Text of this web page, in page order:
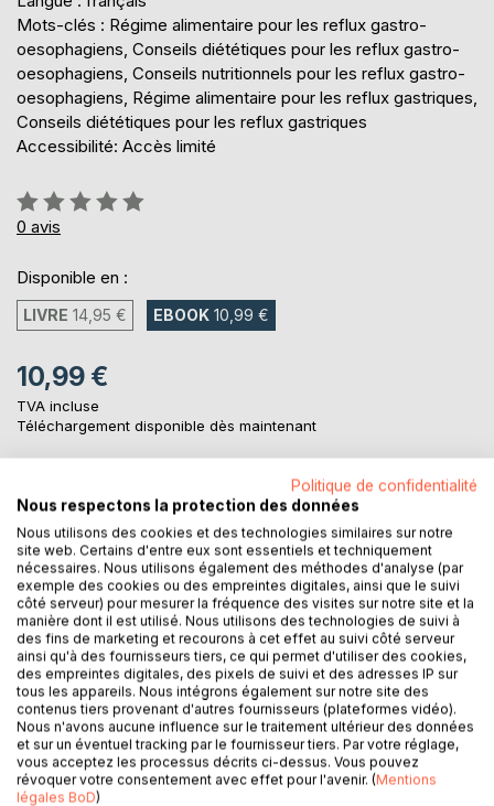
Mots-clés : Régime alimentaire pour les reflux gastro-
oesophagiens, Conseils diététiques pour les reflux gastro-
oesophagiens, Conseils nutritionnels pour les reflux gastro-
oesophagiens, Régime alimentaire pour les reflux gastriques,
Conseils diététiques pour les reflux gastriques
Accessibilité: Accès limité
Évaluation:
0%
0 avis
Disponible en :
LIVRE 14,95 € EBOOK 10,99 €
10,99 €
TVA incluse
Téléchargement disponible dès maintenant
AJOUTER AU PANIER
Ajouter à ma liste d'envies
Laisser un avis
DESCRIPTION
Politique de confidentialité
Nous respectons la protection des données
Nous utilisons des cookies et des technologies similaires sur notre
site web. Certains d'entre eux sont essentiels et techniquement
nécessaires. Nous utilisons également des méthodes d'analyse (par
exemple des cookies ou des empreintes digitales, ainsi que le suivi
côté serveur) pour mesurer la fréquence des visites sur notre site et la
manière dont il est utilisé. Nous utilisons des technologies de suivi à
des fins de marketing et recourons à cet effet au suivi côté serveur
ainsi qu'à des fournisseurs tiers, ce qui permet d'utiliser des cookies,
des empreintes digitales, des pixels de suivi et des adresses IP sur
tous les appareils. Nous intégrons également sur notre site des
contenus tiers provenant d'autres fournisseurs (plateformes vidéo).
Nous n'avons aucune influence sur le traitement ultérieur des données
et sur un éventuel tracking par le fournisseur tiers. Par votre réglage,
vous acceptez les processus décrits ci-dessus. Vous pouvez
révoquer votre consentement avec effet pour l'avenir. (Mentions
légales BoD)